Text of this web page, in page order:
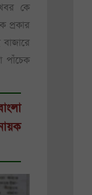
কে
প্রকার
পাঁচেক